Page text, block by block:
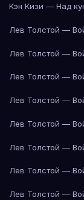
Кэн Кизи — Над
Лев Толстой —
Лев Толстой —
Лев Толстой —
Лев Толстой —
Лев Толстой —
Лев Толстой —
Лев Толстой —
Лев Толстой —